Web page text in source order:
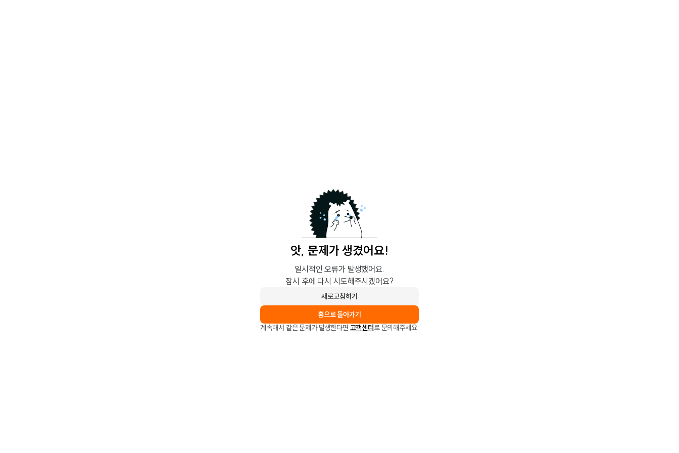
앗, 문제가 생겼어요!
일시적인 오류가 발생했어요.
잠시 후에 다시 시도해주시겠어요?
새로고침하기
홈으로 돌아가기
계속해서 같은 문제가 발생한다면 고객센터로 문의해주세요.